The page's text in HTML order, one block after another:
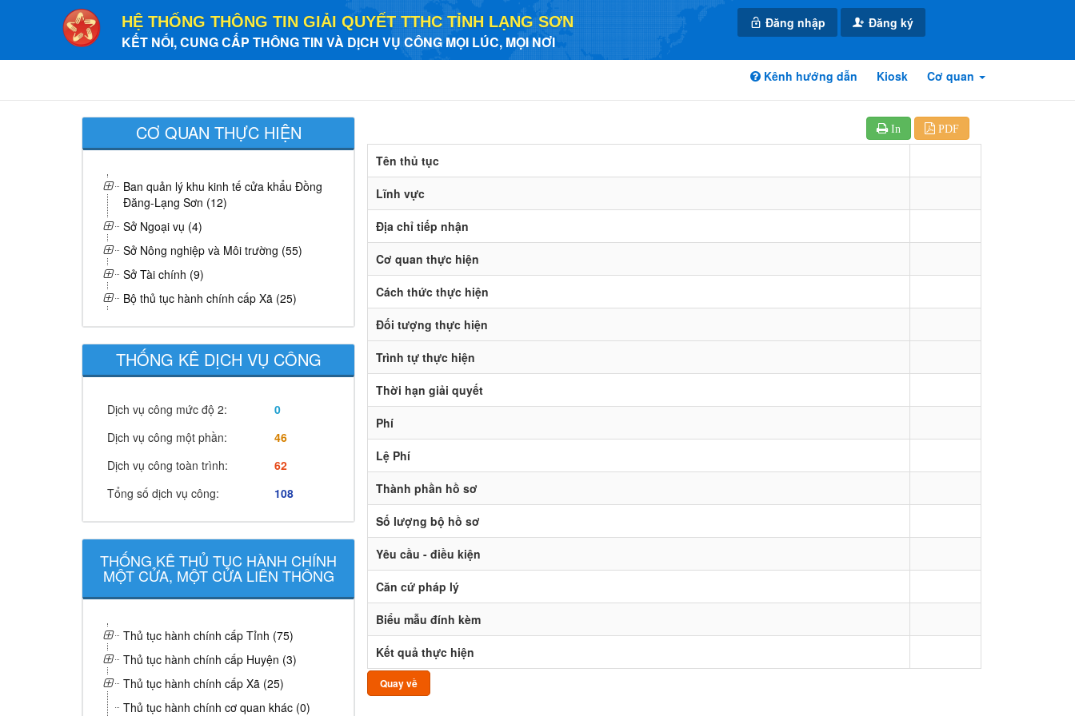
HỆ THỐNG THÔNG TIN GIẢI QUYẾT TTHC TỈNH LẠNG SƠN
KẾT NỐI, CUNG CẤP THÔNG TIN VÀ DỊCH VỤ CÔNG MỌI LÚC, MỌI NƠI
Đăng nhập Đăng ký
Kênh hướng dẫn Kiosk Cơ quan
CƠ QUAN THỰC HIỆN
Ban quản lý khu kinh tế cửa khẩu Đồng
Đăng-Lạng Sơn (12)
Sở Ngoại vụ (4)
Sở Nông nghiệp và Môi trường (55)
Sở Tài chính (9)
Bộ thủ tục hành chính cấp Xã (25)
THỐNG KÊ DỊCH VỤ CÔNG
Dịch vụ công mức độ 2:
0
Dịch vụ công một phần:
46
Dịch vụ công toàn trình:
62
Tổng số dịch vụ công:
108
THỐNG KÊ THỦ TỤC HÀNH CHÍNH
MỘT CỬA, MỘT CỬA LIÊN THÔNG
Thủ tục hành chính cấp Tỉnh (75)
Thủ tục hành chính cấp Huyện (3)
Thủ tục hành chính cấp Xã (25)
Thủ tục hành chính cơ quan khác (0)
In PDF
Tên thủ tục
Lĩnh vực
Địa chỉ tiếp nhận
Cơ quan thực hiện
Cách thức thực hiện
Đối tượng thực hiện
Trình tự thực hiện
Thời hạn giải quyết
Phí
Lệ Phí
Thành phần hồ sơ
Số lượng bộ hồ sơ
Yêu cầu - điều kiện
Căn cứ pháp lý
Biểu mẫu đính kèm
Kết quả thực hiện
Quay về